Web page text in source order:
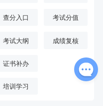
查分入口 考试分值
考试大纲 成绩复核
证书补办
培训学习